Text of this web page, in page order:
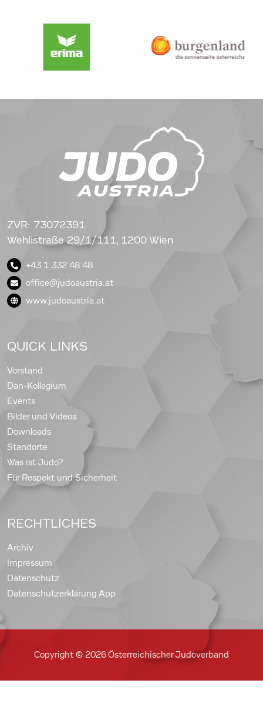
ZVR: 73072391
Wehlistraße 29/1/111, 1200 Wien
+43 1 332 48 48
office@judoaustria.at
www.judoaustria.at
QUICK LINKS
Vorstand
Dan-Kollegium
Events
Bilder und Videos
Downloads
Standorte
Was ist Judo?
Für Respekt und Sicherheit
RECHTLICHES
Archiv
Impressum
Datenschutz
Datenschutzerklärung App
Copyright © 2026 Österreichischer Judoverband